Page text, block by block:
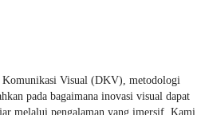
Komunikasi Visual (DKV), metodologi
pada bagaimana inovasi visual dapat
melalui pengalaman yang imersif. Kami